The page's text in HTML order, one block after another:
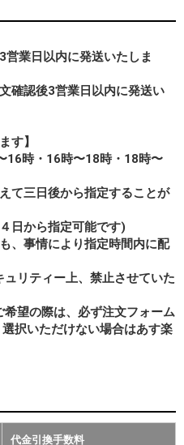
業日以内に発送いたしま
確認後3営業日以内に発送い
す】
16時・16時〜18時・18時〜
て三日後から指定することが
日から指定可能です)
、事情により指定時間内に配
リティー上、禁止させていた
望の際は、必ず注文フォーム
択いただけない場合はあす楽
代金引換手数料